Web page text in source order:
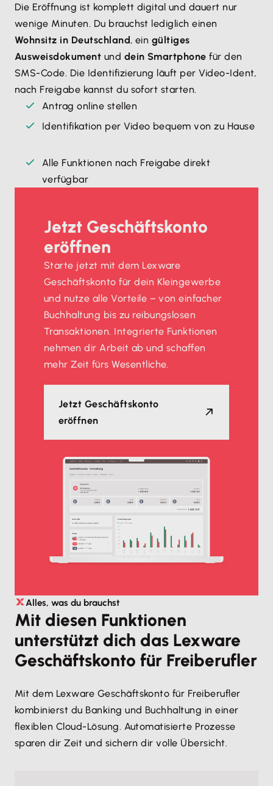
Die Eröffnung ist komplett digital und dauert nur
wenige Minuten. Du brauchst lediglich einen
Wohnsitz in Deutschland , ein gültiges
Ausweisdokument und dein Smartphone für den
SMS-Code. Die Identifizierung läuft per Video-Ident,
nach Freigabe kannst du sofort starten.
Antrag online stellen
Identifikation per Video bequem von zu Hause
Alle Funktionen nach Freigabe direkt
verfügbar
Jetzt Geschäftskonto
eröffnen
Starte jetzt mit dem Lexware
Geschäftskonto für dein Kleingewerbe
und nutze alle Vorteile – von einfacher
Buchhaltung bis zu reibungslosen
Transaktionen. Integrierte Funktionen
nehmen dir Arbeit ab und schaffen
mehr Zeit fürs Wesentliche.
Jetzt Geschäftskonto
eröffnen
Alles, was du brauchst
Mit diesen Funktionen
unterstützt dich das Lexware
Geschäftskonto für Freiberufler
Mit dem Lexware Geschäftskonto für Freiberufler
kombinierst du Banking und Buchhaltung in einer
flexiblen Cloud-Lösung. Automatisierte Prozesse
sparen dir Zeit und sichern dir volle Übersicht.